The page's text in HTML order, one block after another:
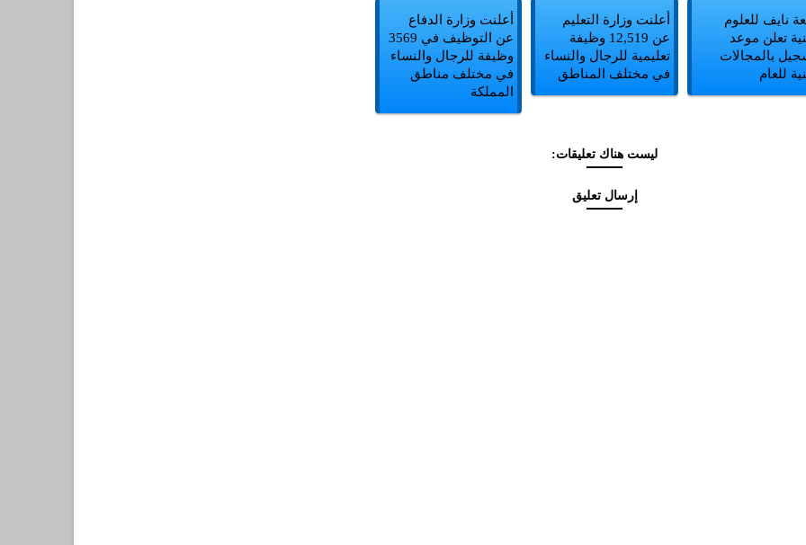
نايف للعلوم
تعلن موعد
بالمجالات
للعام
أعلنت وزارة التعليم
عن 12,519 وظيفة
تعليمية للرجال والنساء
في مختلف المناطق
أعلنت وزارة الدفاع
عن التوظيف في 3569
وظيفة للرجال والنساء
في مختلف مناطق
المملكة
ليست هناك تعليقات:
إرسال تعليق